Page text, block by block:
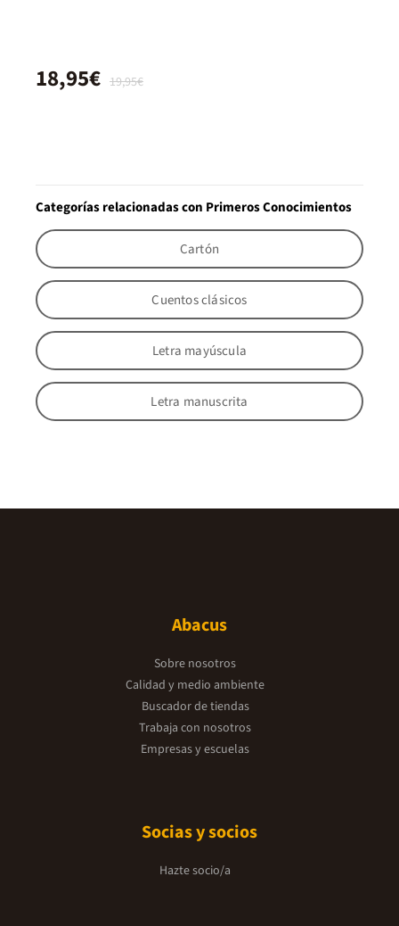
19,95€
18,95€
Categorías relacionadas con Primeros Conocimientos
Cartón
Cuentos clásicos
Letra mayúscula
Letra manuscrita
Abacus
Sobre nosotros
Calidad y medio ambiente
Buscador de tiendas
Trabaja con nosotros
Empresas y escuelas
Socias y socios
Hazte socio/a